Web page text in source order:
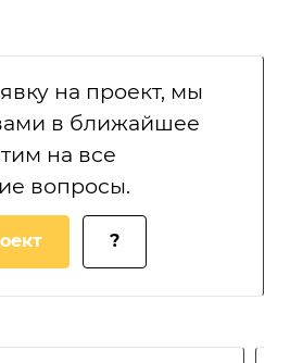
на проект, мы
в ближайшее
на все
вопросы.
?